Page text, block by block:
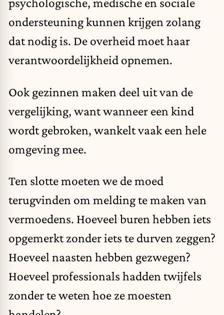
ondersteuning kunnen krijgen zolang
dat nodig is. De overheid moet haar
verantwoordelijkheid opnemen.
Ook gezinnen maken deel uit van de
vergelijking, want wanneer een kind
wordt gebroken, wankelt vaak een hele
omgeving mee.
Ten slotte moeten we de moed
terugvinden om melding te maken van
vermoedens. Hoeveel buren hebben iets
opgemerkt zonder iets te durven zeggen?
Hoeveel naasten hebben gezwegen?
Hoeveel professionals hadden twijfels
zonder te weten hoe ze moesten